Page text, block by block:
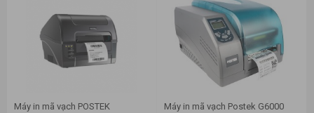
Máy in mã vạch POSTEK
Máy in mã vạch Postek G6000